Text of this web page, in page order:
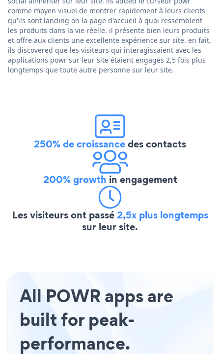
comme moyen visuel de montrer rapidement à leurs clients
qu'ils sont landing on la page d'accueil à quoi ressemblent
les produits dans la vie réelle. il présente bien leurs produits
et offre aux clients une excellente expérience sur site. en fait,
ils discovered que les visiteurs qui interagissaient avec les
applications powr sur leur site étaient engagés 2,5 fois plus
longtemps que toute autre personne sur leur site.
250% de croissancedes contacts
200% growth in engagement
Les visiteurs ont passé2,5x plus longtemps
sur leur site.
All POWR apps are
built for peak-
performance.